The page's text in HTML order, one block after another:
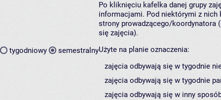
tygodniowy semestralny
Po kliknięciu kafelka danej grupy
informacjami. Pod niektórymi z nich
strony prowadzącego/koordynatora
się zajęcia).
Użyte na planie oznaczenia:
zajęcia odbywają się w tygodnie
zajęcia odbywają się w tygodnie
zajęcia odbywają się w inny